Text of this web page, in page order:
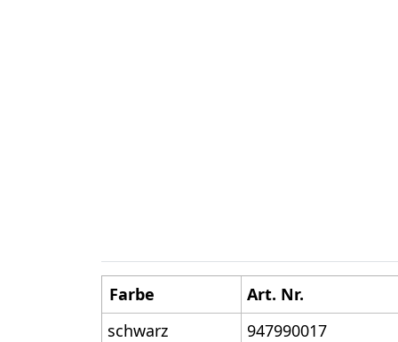
Farbe
Art. Nr.
schwarz
947990017